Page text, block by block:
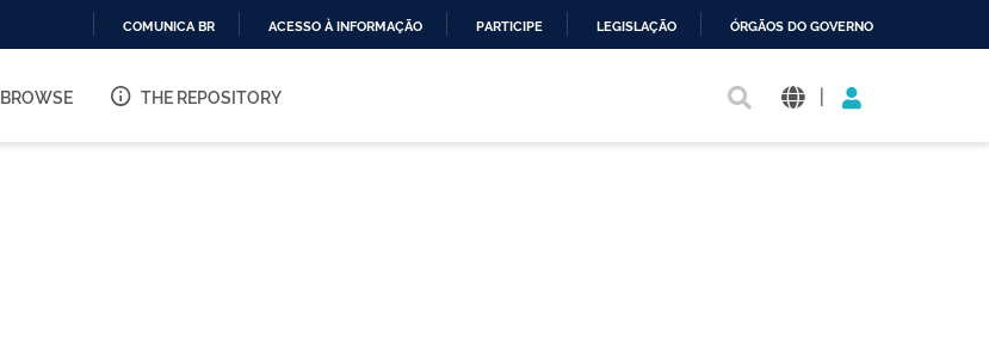
O
COMUNICA BR ACESSO À INFORMAÇÃO PARTICIPE LEGISLAÇÃO ÓRGÃOS DO GOVERNO
BROWSE THE REPOSITORY |